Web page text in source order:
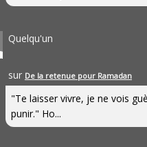
Quelqu'un
sur De la retenue pour Ramadan
"Te laisser vivre, je ne vois
punir." Ho...